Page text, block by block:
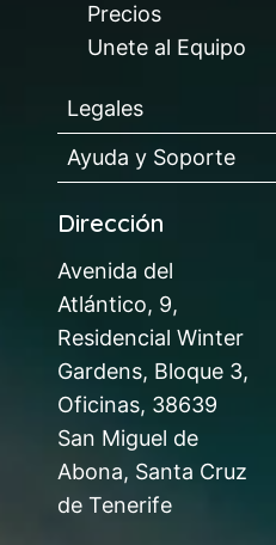
Precios
Unete al Equipo
Legales
Ayuda y Soporte
Dirección
Avenida del
Atlántico, 9,
Residencial Winter
Gardens, Bloque 3,
Oficinas, 38639
San Miguel de
Abona, Santa Cruz
de Tenerife